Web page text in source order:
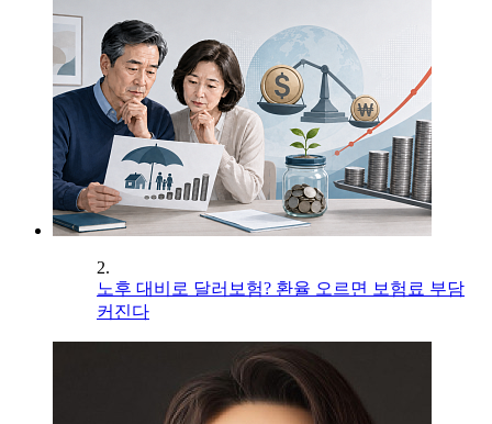
2.
노후 대비로 달러보험? 환율 오르면 보험료 부담
커진다